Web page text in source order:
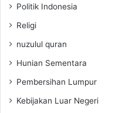
Politik Indonesia
Religi
nuzulul quran
Hunian Sementara
Pembersihan Lumpur
Kebijakan Luar Negeri